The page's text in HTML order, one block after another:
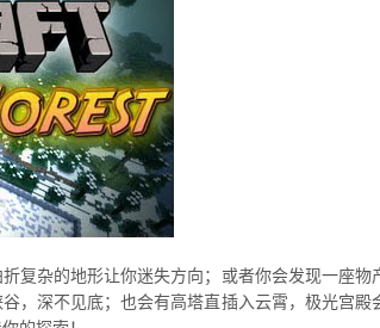
复杂的地形让你迷失方向；或者你会发现一座物
，深不见底；也会有高塔直插入云霄，极光宫殿